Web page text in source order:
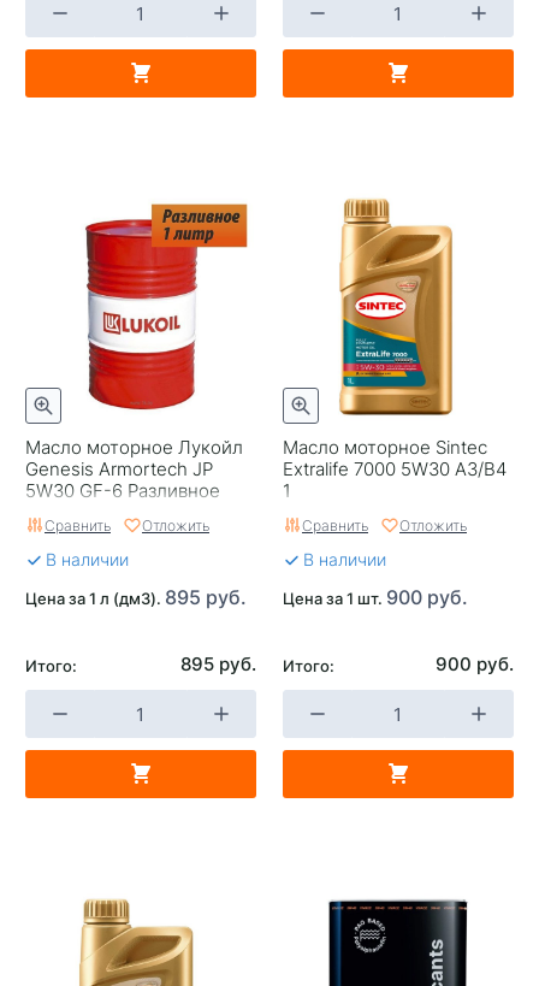
Масло моторное Лукойл
Genesis Armortech JP
5W30 GF-6 Разливное
200
Сравнить Отложить
В наличии
Цена за 1 л (дм3). 895 руб.
Итого: 895 руб.
Масло моторное Sintec
Extralife 7000 5W30 A3/B4
1
Сравнить Отложить
В наличии
Цена за 1 шт. 900 руб.
Итого: 900 руб.